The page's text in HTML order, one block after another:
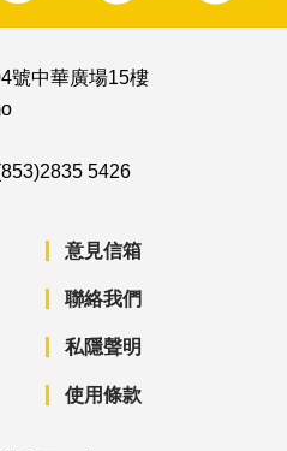
號中華廣場15樓
5426
意見信箱
聯絡我們
私隱聲明
使用條款